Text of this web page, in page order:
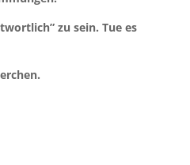
zu sein. Tue es